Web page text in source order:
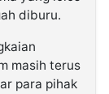
diburu.
masih terus
para pihak